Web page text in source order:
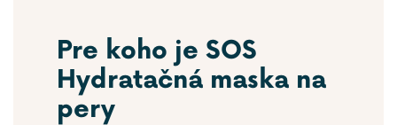
Pre koho je SOS
Hydratačná maska na
pery